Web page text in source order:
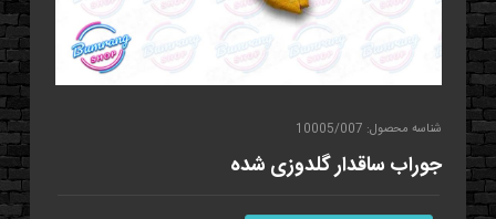
شناسه محصول: 10005/007
جوراب ساقدار گلدوزی شده